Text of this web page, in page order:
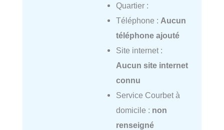
Quartier :
Téléphone : Aucun
téléphone ajouté
Site internet :
Aucun site internet
connu
Service Courbet à
domicile : non
renseigné